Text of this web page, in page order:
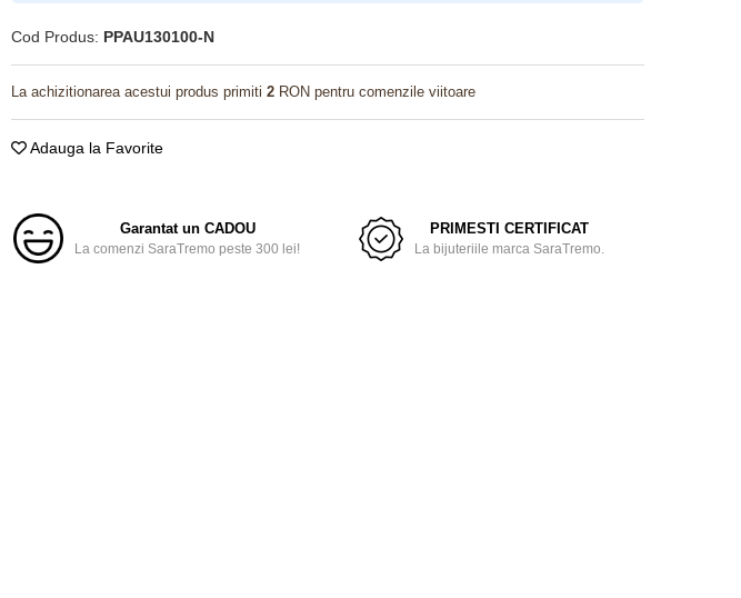
Cod Produs: PPAU130100-N
La achizitionarea acestui produs primiti 2 RON pentru comenzile viitoare
Adauga la Favorite
Garantat un CADOU
La comenzi SaraTremo peste 300 lei!
PRIMESTI CERTIFICAT
La bijuteriile marca SaraTremo.